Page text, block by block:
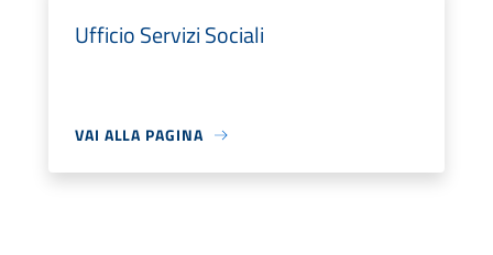
Ufficio Servizi Sociali
VAI ALLA PAGINA